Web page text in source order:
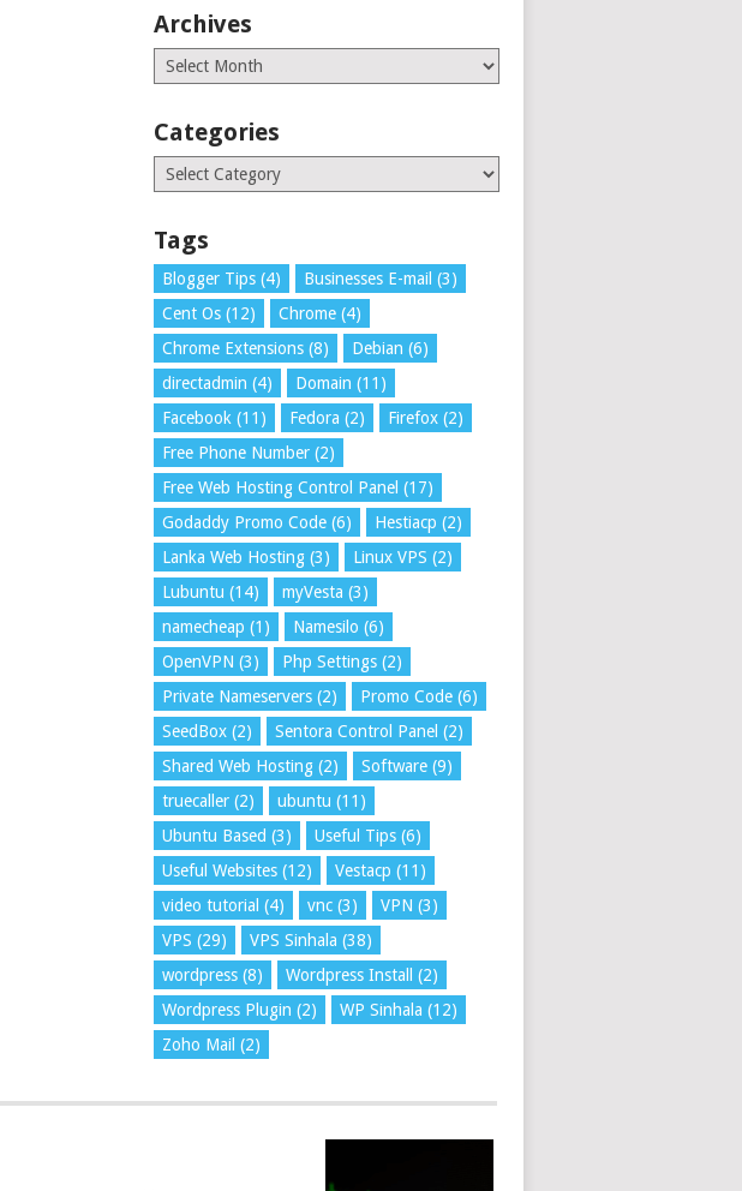
Archives
Archives
Categories
Categories
Tags
Blogger Tips (4) Businesses E-mail (3)
Cent Os (12) Chrome (4)
Chrome Extensions (8) Debian (6)
directadmin (4) Domain (11)
Facebook (11) Fedora (2) Firefox (2)
Free Phone Number (2)
Free Web Hosting Control Panel (17)
Godaddy Promo Code (6) Hestiacp (2)
Lanka Web Hosting (3) Linux VPS (2)
Lubuntu (14) myVesta (3)
namecheap (1) Namesilo (6)
OpenVPN (3) Php Settings (2)
Private Nameservers (2) Promo Code (6)
SeedBox (2) Sentora Control Panel (2)
Shared Web Hosting (2) Software (9)
truecaller (2) ubuntu (11)
Ubuntu Based (3) Useful Tips (6)
Useful Websites (12) Vestacp (11)
video tutorial (4) vnc (3) VPN (3)
VPS (29) VPS Sinhala (38)
wordpress (8) Wordpress Install
(2)
Wordpress Plugin (2) WP Sinhala (12)
Zoho Mail (2)